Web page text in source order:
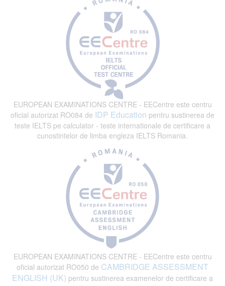
EUROPEAN EXAMINATIONS CENTRE - EECentre este centru
oficial autorizat RO084 de IDP Education pentru sustinerea de
teste IELTS pe calculator - teste internationale de certificare a
cunostintelor de limba engleza IELTS Romania.
EUROPEAN EXAMINATIONS CENTRE - EECentre este centru
oficial autorizat RO050 de CAMBRIDGE ASSESSMENT
ENGLISH (UK) pentru sustinerea examenelor de certificare a